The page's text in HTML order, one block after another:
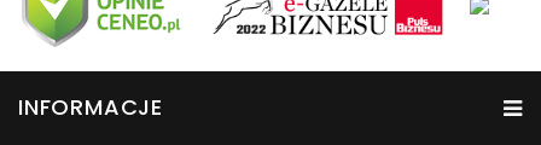
INFORMACJE